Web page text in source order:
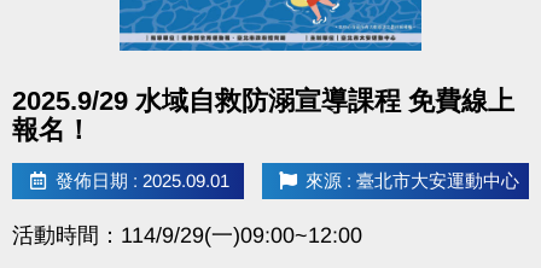
2025.9/29 水域自救防溺宣導課程 免費線上
報名！
發佈日期 : 2025.09.01 來源 : 臺北市大安運動中心
活動時間：114/9/29(一)09:00~12:00